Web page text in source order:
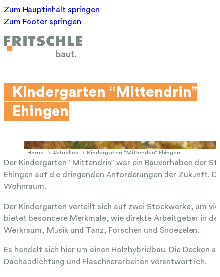
Zum Hauptinhalt springen
Zum Footer springen
Kindergarten “Mittendrin”
Ehingen
Home Aktuelles Kindergarten “Mittendrin” Ehingen
Der Kindergarten “Mittendrin” war ein Bauvorhaben der
Ehingen auf die dringenden Anforderungen der Zukunft.
Wohnraum.
Der Kindergarten verteilt sich auf zwei Stockwerke, um
bietet besondere Merkmale, wie direkte Arbeitgeber in
Werkraum, Musik und Tanz, Forschen und Snoezelen.
Es handelt sich hier um einen Holzhybridbau. Die
Dachabdichtung und Flaschnerarbeiten verantwortlich.